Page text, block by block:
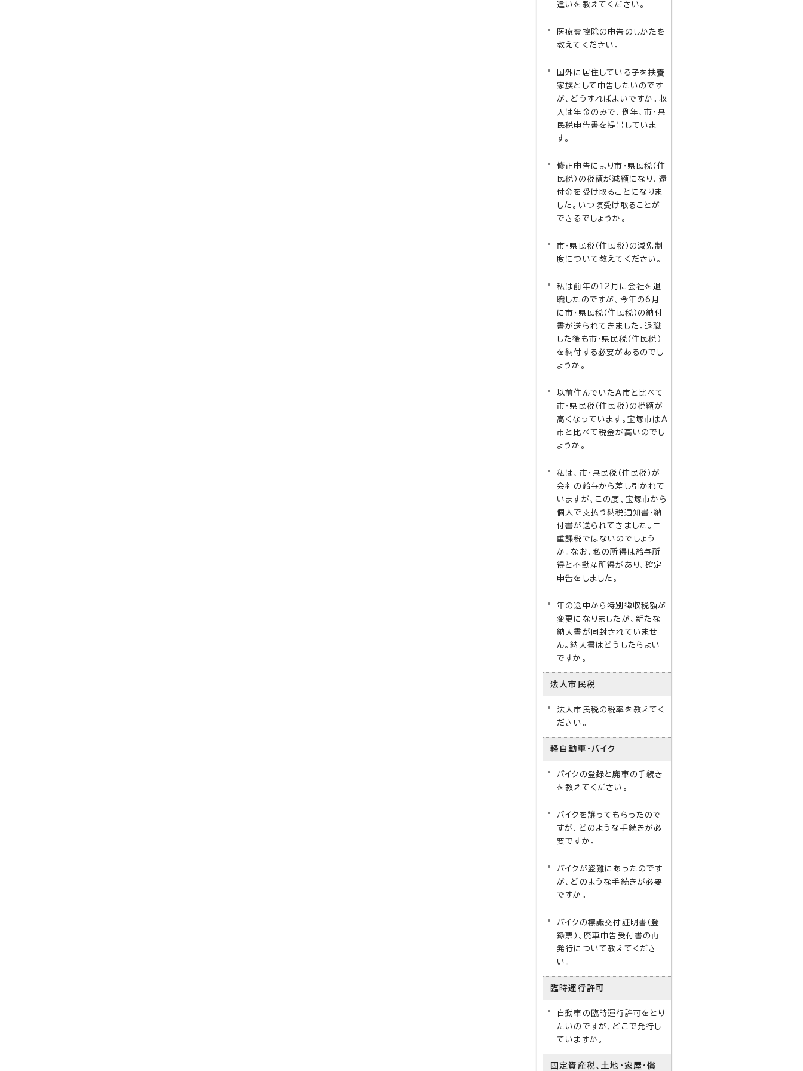
違いを教えてください。
医療費控除の申告のしかたを
教えてください。
国外に居住している子を扶養
家族として申告したいのです
が、どうすればよいですか。収
入は年金のみで、例年、市・県
民税申告書を提出していま
す。
修正申告により市・県民税（住
民税）の税額が減額になり、還
付金を受け取ることになりま
した。いつ頃受け取ることが
できるでしょうか。
市・県民税（住民税）の減免制
度について教えてください。
私は前年の12月に会社を退
職したのですが、今年の6月
に市・県民税（住民税）の納付
書が送られてきました。退職
した後も市・県民税（住民税）
を納付する必要があるのでし
ょうか。
以前住んでいたA市と比べて
市・県民税（住民税）の税額が
高くなっています。宝塚市はA
市と比べて税金が高いのでし
ょうか。
私は、市・県民税（住民税）が
会社の給与から差し引かれて
いますが、この度、宝塚市から
個人で支払う納税通知書・納
付書が送られてきました。二
重課税ではないのでしょう
か。なお、私の所得は給与所
得と不動産所得があり、確定
申告をしました。
年の途中から特別徴収税額が
変更になりましたが、新たな
納入書が同封されていませ
ん。納入書はどうしたらよい
ですか。
法人市民税
法人市民税の税率を教えてく
ださい。
軽自動車・バイク
バイクの登録と廃車の手続き
を教えてください。
バイクを譲ってもらったので
すが、どのような手続きが必
要ですか。
バイクが盗難にあったのです
が、どのような手続きが必要
ですか。
バイクの標識交付証明書（登
録票）、廃車申告受付書の再
発行について教えてくださ
い。
臨時運行許可
自動車の臨時運行許可をとり
たいのですが、どこで発行し
ていますか。
固定資産税、土地・家屋・償